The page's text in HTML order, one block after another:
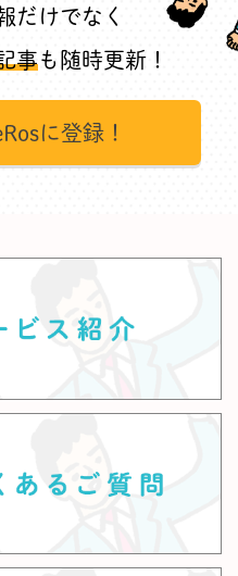
だけでなく
事も随時更新！
に登録！